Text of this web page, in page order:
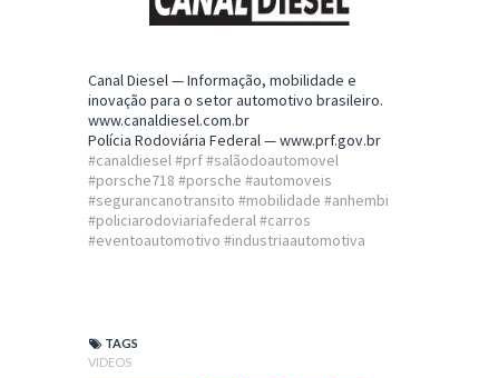
Canal Diesel — Informação, mobilidade e
inovação para o setor automotivo brasileiro.
www.canaldiesel.com.br
Polícia Rodoviária Federal —www.prf.gov.br
#canaldiesel #prf #salãodoautomovel
#porsche718 #porsche #automoveis
#segurancanotransito #mobilidade #anhembi
#policiarodoviariafederal #carros
#eventoautomotivo #industriaautomotiva
TAGS
VIDEOS